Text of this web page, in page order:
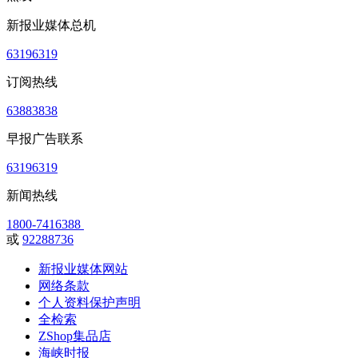
新报业媒体总机
63196319
订阅热线
63883838
早报广告联系
63196319
新闻热线
1800-7416388
或 92288736
新报业媒体网站
网络条款
个人资料保护声明
全检索
ZShop集品店
海峡时报